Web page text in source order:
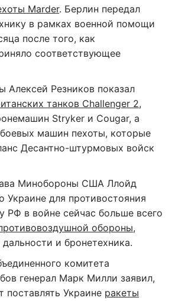
Marder. Берлин передал
в рамках военной помощи
после того, как
соответствующее
Алексей Резников показал
танков Challenger 2,
Stryker и Cougar, а
машин пехоты, которые
Десантно-штурмовых войск
Минобороны США Ллойд
Украине для противостояния
РФ в войне сейчас больше всего
обороны,
и бронетехника.
комитета
генерал Марк Милли заявил,
поставлять Украине ракеты